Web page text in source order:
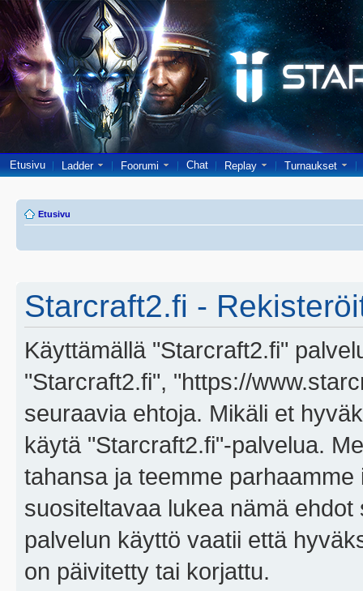
Etusivu Ladder Foorumi Chat Replay Turnaukset
Etusivu
Starcraft2.fi -
Käyttämällä "Starcraft2.fi"
"Starcraft2.fi", "https://
seuraavia ehtoja. Mikäli et
käytä "Starcraft2.fi"-palvelua.
tahansa ja teemme
suositeltavaa lukea nämä
palvelun käyttö vaatii että
on päivitetty tai korjattu.